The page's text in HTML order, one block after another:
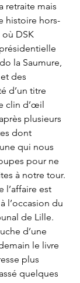
retraite mais
histoire hors-
DSK
la Saumure,
des
d’un titre
clin d’œil
plusieurs
dont
qui nous
pour ne
à notre tour.
l’affaire est
l’occasion du
de Lille.
d’une
le livre
plus
quelques